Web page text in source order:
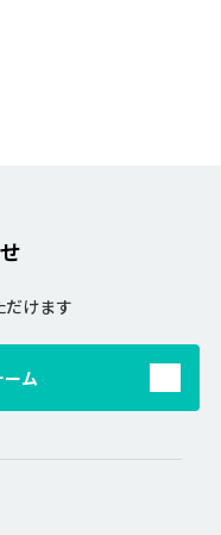
だけます
ム